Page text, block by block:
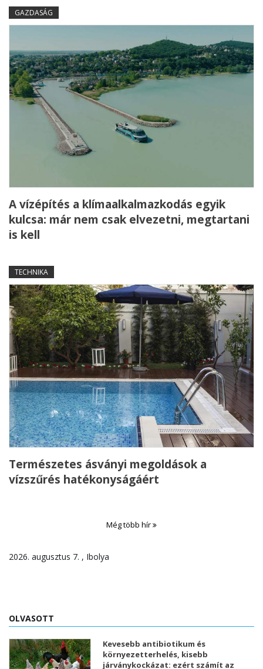
GAZDASÁG
A vízépítés a klímaalkalmazkodás egyik
kulcsa: már nem csak elvezetni, megtartani
is kell
TECHNIKA
Természetes ásványi megoldások a
vízszűrés hatékonyságáért
Még több hír
2026. augusztus 7. , Ibolya
OLVASOTT
Kevesebb antibiotikum és
környezetterhelés, kisebb
járványkockázat: ezért számít az